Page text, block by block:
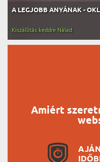
A LEGJOBB ANYÁNAK -
Kiszállítás keddre Nálad
Amiért